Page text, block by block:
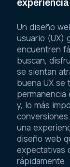
Un diseño
usuario (UX)
encuentren
buscan,
se sientan
buena UX se
y, lo más
una
diseño web
expectativas
rápidamente.